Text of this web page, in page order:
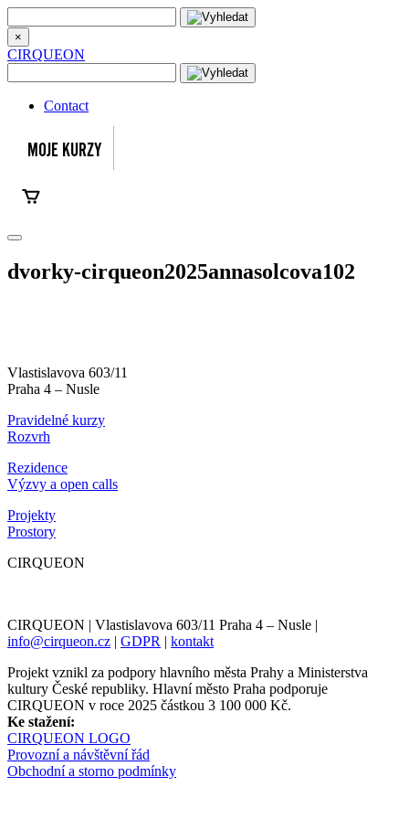
×
CIRQUEON
Contact
dvorky-cirqueon2025annasolcova102
Vlastislavova 603/11
Praha 4 – Nusle
Pravidelné kurzy
Rozvrh
Rezidence
Výzvy a open calls
Projekty
Prostory
CIRQUEON
CIRQUEON | Vlastislavova 603/11 Praha 4 – Nusle |
info@cirqueon.cz | GDPR | kontakt
Projekt vznikl za podpory hlavního města Prahy a Ministerstva
kultury České republiky. Hlavní město Praha podporuje
CIRQUEON v roce 2025 částkou 3 100 000 Kč.
Ke stažení:
CIRQUEON LOGO
Provozní a návštěvní řád
Obchodní a storno podmínky